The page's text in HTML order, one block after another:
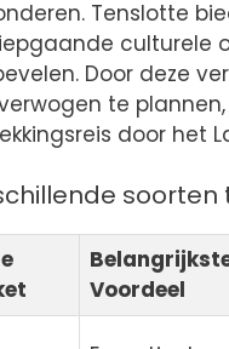
Tenslotte
culturele
Door deze
te
door het
soorten
Voordeel